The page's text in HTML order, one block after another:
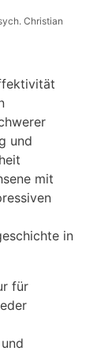
Christian
und
mit
in
für